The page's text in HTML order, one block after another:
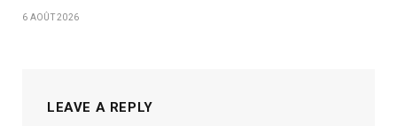
6 AOÛT 2026
LEAVE A REPLY